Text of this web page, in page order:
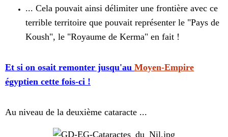
... Cela pouvait ainsi délimiter une frontière avec ce
terrible territoire que pouvait représenter le "Pays de
Koush", le "Royaume de Kerma" en fait !
Et si on osait remonter jusqu'au Moyen-Empire
égyptien cette fois-ci !
Au niveau de la deuxième cataracte ...